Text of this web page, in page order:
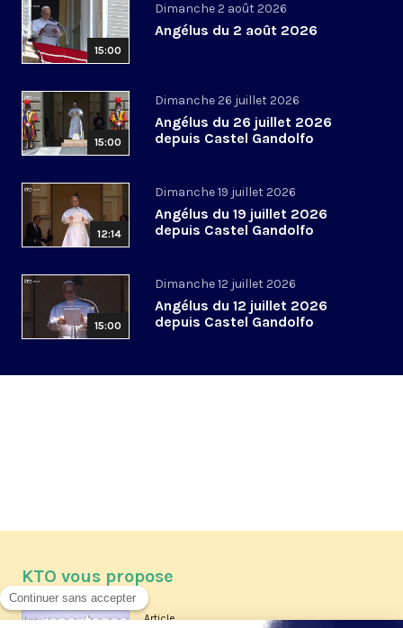
15:00
Dimanche 2 août 2026
Angélus du 2 août 2026
15:00
Dimanche 26 juillet 2026
Angélus du 26 juillet 2026
depuis Castel Gandolfo
12:14
Dimanche 19 juillet 2026
Angélus du 19 juillet 2026
depuis Castel Gandolfo
15:00
Dimanche 12 juillet 2026
Angélus du 12 juillet 2026
depuis Castel Gandolfo
KTO vous propose
Article